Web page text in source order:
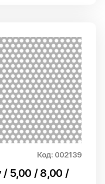
Код: 002139
/ 5,00 / 8,00 /